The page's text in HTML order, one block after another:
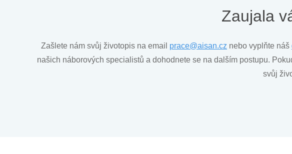
Zaujala
Zašlete nám svůj životopis na email prace@aisan.cz nebo vyplňte náš
našich náborových specialistů a dohodnete se na dalším postupu.
svůj